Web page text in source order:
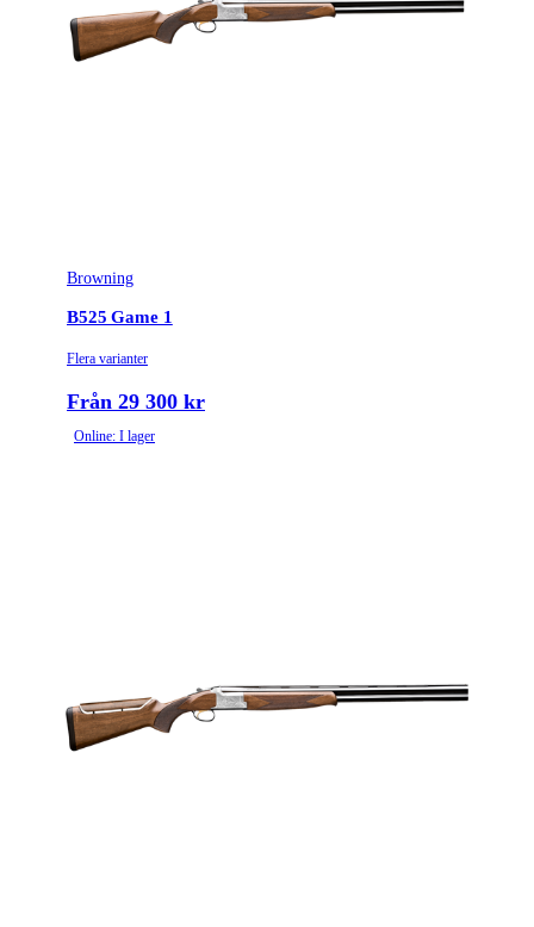
Browning
B525 Game 1
Flera varianter
Från 29 300 kr
Online: I lager